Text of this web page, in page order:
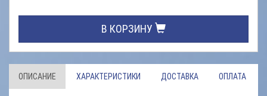
В КОРЗИНУ
ОПИСАНИЕ ХАРАКТЕРИСТИКИ ДОСТАВКА ОПЛАТА